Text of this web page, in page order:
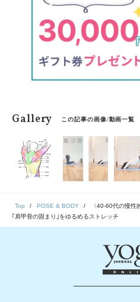
ることが原因の一つ
た首の筋肉をほぐ
Gallery この記事の画像/動画一覧
Top POSE & BODY
〈40-60代の慢性
｢肩甲骨の固まり｣をゆるめるストレッチ